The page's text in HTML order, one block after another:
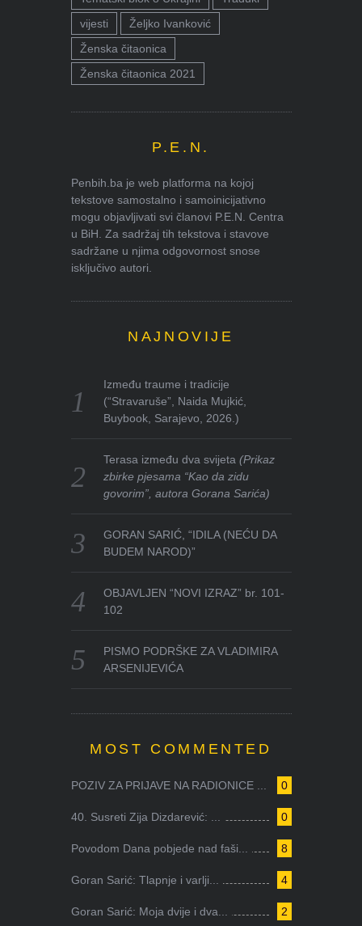
vijesti
Željko Ivanković
Ženska čitaonica
Ženska čitaonica 2021
P.E.N.
Penbih.ba je web platforma na kojoj
tekstove samostalno i samoinicijativno
mogu objavljivati svi članovi P.E.N. Centra
u BiH. Za sadržaj tih tekstova i stavove
sadržane u njima odgovornost snose
isključivo autori.
NAJNOVIJE
Između traume i tradicije
(“Stravaruše”, Naida Mujkić,
Buybook, Sarajevo, 2026.)
Terasa između dva svijeta(Prikaz
zbirke pjesama “Kao da zidu
govorim”, autora Gorana Sarića)
GORAN SARIĆ, “IDILA (NEĆU DA
BUDEM NAROD)”
OBJAVLJEN “NOVI IZRAZ” br. 101-
102
PISMO PODRŠKE ZA VLADIMIRA
ARSENIJEVIĆA
MOST COMMENTED
0
POZIV ZA PRIJAVE NA RADIONICE ...
0
40. Susreti Zija Dizdarević: ...
8
Povodom Dana pobjede nad faši...
4
Goran Sarić: Tlapnje i varlji...
2
Goran Sarić: Moja dvije i dva...